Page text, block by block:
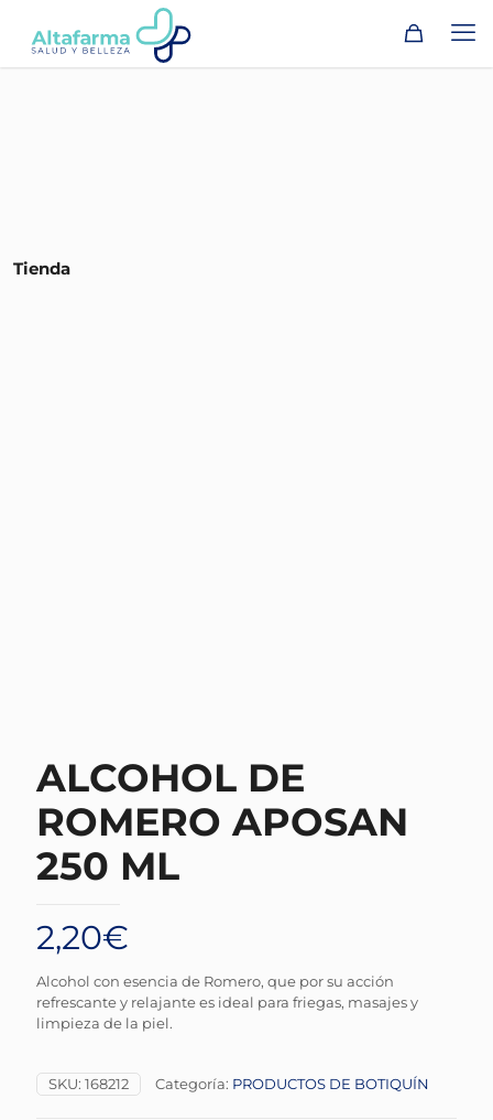
Tienda
ALCOHOL DE
ROMERO APOSAN
250 ML
2,20€
Alcohol con esencia de Romero, que por su acción
refrescante y relajante es ideal para friegas, masajes y
limpieza de la piel.
SKU: 168212 Categoría: PRODUCTOS DE BOTIQUÍN